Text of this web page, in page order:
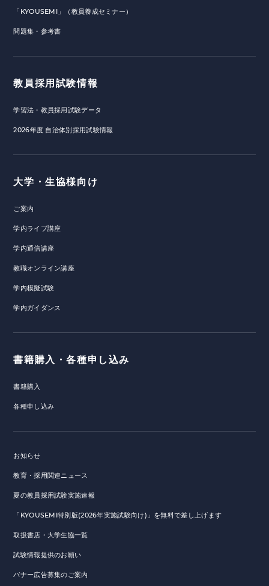
「KYOUSEMI」（教員養成セミナー）
問題集・参考書
教員採用試験情報
学習法・教員採用試験データ
2026年度 自治体別採用試験情報
大学・生協様向け
ご案内
学内ライブ講座
学内通信講座
教職オンライン講座
学内模擬試験
学内ガイダンス
書籍購入・各種申し込み
書籍購入
各種申し込み
お知らせ
教育・採用関連ニュース
夏の教員採用試験実施速報
「KYOUSEMI特別版(2026年実施試験向け)」を無料で差し上げます
取扱書店・大学生協一覧
試験情報提供のお願い
バナー広告募集のご案内